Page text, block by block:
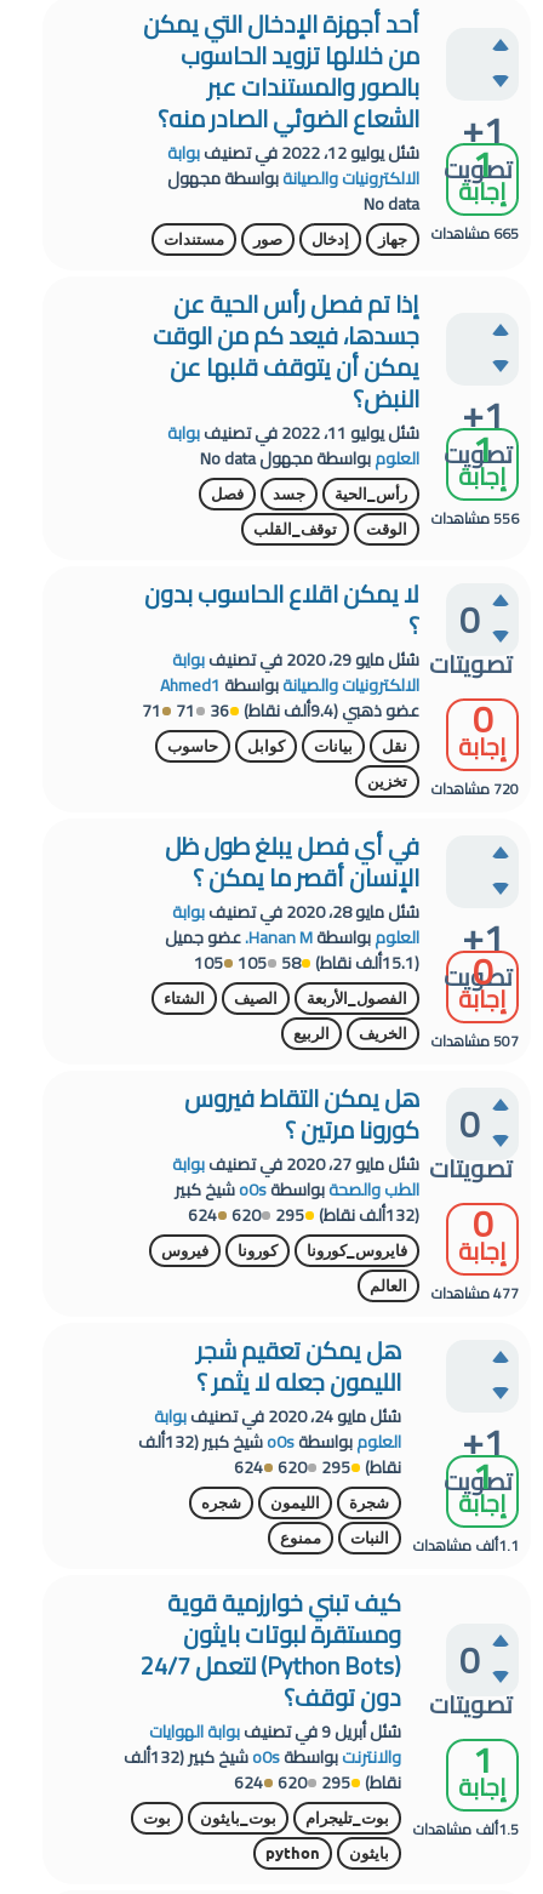
+1
تصويت
1
إجابة
665مشاهدات
أحد أجهزة الإدخال التي يمكن
من خلالها تزويد الحاسوب
بالصور والمستندات عبر
الشعاع الضوئي الصادر منه؟
سُئليوليو 12، 2022 في تصنيفبوابة
الالكترونيات والصيانةبواسطةمجهول
No data
جهاز إدخال صور مستندات
+1
تصويت
1
إجابة
556مشاهدات
إذا تم فصل رأس الحية عن
جسدها، فيعد كم من الوقت
يمكن أن يتوقف قلبها عن
النبض؟
سُئليوليو 11، 2022 في تصنيفبوابة
العلومبواسطةمجهولNo data
رأس_الحية جسد
فصل
الوقت
توقف_القلب
0
تصويتات
0
إجابة
720مشاهدات
لا يمكن اقلاع الحاسوب بدون
؟
سُئلمايو 29، 2020 في تصنيفبوابة
الالكترونيات والصيانةبواسطةAhmed1
عضو ذهبي(9.4ألف نقاط) 36
71
71
نقل بيانات كوابل
حاسوب
تخزين
+1
تصويت
0
إجابة
507مشاهدات
في أي فصل يبلغ طول ظل
الإنسان أقصر ما يمكن ؟
سُئلمايو 28، 2020 في تصنيفبوابة
العلومبواسطةHanan M. عضو جميل
(15.1ألف نقاط) 58
105
105
الفصول_الأربعة الصيف
الشتاء
الخريف
الربيع
0
تصويتات
0
إجابة
477مشاهدات
هل يمكن التقاط فيروس
كورونا مرتين ؟
سُئلمايو 27، 2020 في تصنيفبوابة
الطب والصحةبواسطةo0sشيخ كبير
(132ألف نقاط) 295
620
624
فايروس_كورونا كورونا
فيروس
العالم
+1
تصويت
1
إجابة
1.1ألف مشاهدات
هل يمكن تعقيم شجر
الليمون جعله لا يثمر ؟
سُئلمايو 24، 2020 في تصنيفبوابة
العلومبواسطةo0sشيخ كبير(132ألف
نقاط) 295
620
624
شجرة الليمون
شجره
النبات
ممنوع
0
تصويتات
1
إجابة
1.5ألف مشاهدات
كيف تبني خوارزمية قوية
ومستقرة لبوتات بايثون
(Python Bots) لتعمل 24/7
دون توقف؟
سُئلأبريل 9 في تصنيفبوابة الهوايات
والانترنتبواسطةo0sشيخ كبير(132ألف
نقاط) 295
620
624
بوت_تليجرام بوت_بايثون
بوت
بايثون
python